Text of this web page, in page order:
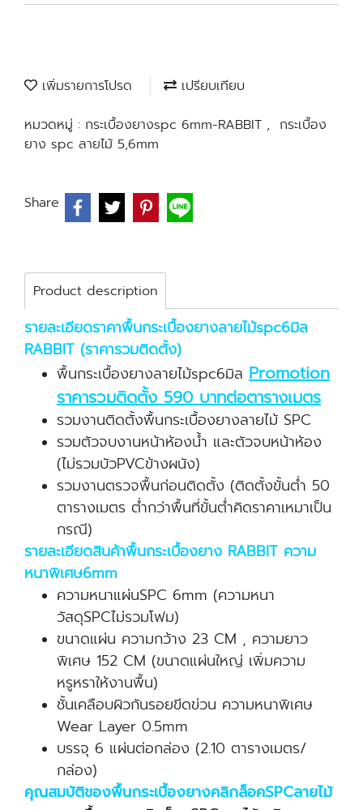
เพิ่มรายการโปรด
เปรียบเทียบ
หมวดหมู่ : กระเบื้องยางspc 6mm-RABBIT , กระเบื้อง
ยาง spc ลายไม้ 5,6mm
Share
Product description
รายละเอียดราคาพื้นกระเบื้องยางลายไม้spc6มิล
RABBIT (ราคารวมติดตั้ง)
พื้นกระเบื้องยางลายไม้spc6มิล Promotion
ราคารวมติดตั้ง 590 บาทต่อตารางเมตร
รวมงานติดตั้งพื้นกระเบื้องยางลายไม้ SPC
รวมตัวจบงานหน้าห้องน้ำ และตัวจบหน้าห้อง
(ไม่รวมบัวPVCข้างผนัง)
รวมงานตรวจพื้นก่อนติดตั้ง (ติดตั้งขั้นต่ำ 50
ตารางเมตร ต่ำกว่าพื้นที่ขั้นต่ำคิดราคาเหมาเป็น
กรณี)
รายละเอียดสินค้าพื้นกระเบื้องยาง RABBIT ความ
หนาพิเศษ6mm
ความหนาแผ่นSPC 6mm (ความหนา
วัสดุSPCไม่รวมโฟม)
ขนาดแผ่น ความกว้าง 23 CM , ความยาว
พิเศษ 152 CM (ขนาดแผ่นใหญ่ เพิ่มความ
หรูหราให้งานพื้น)
ชั้นเคลือบผิวกันรอยขีดข่วน ความหนาพิเศษ
Wear Layer 0.5mm
บรรจุ 6 แผ่นต่อกล่อง (2.10 ตารางเมตร/
กล่อง)
คุณสมบัติของพื้นกระเบื้องยางคลิกล็อคSPCลายไม้